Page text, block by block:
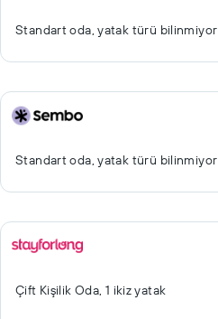
Standart oda, yatak türü bilinmiyor
Standart oda, yatak türü bilinmiyor
Çift ​Kişilik Oda, 1 ikiz yatak